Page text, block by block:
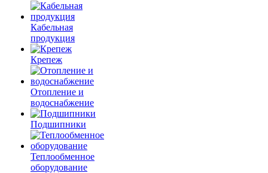
Кабельная
продукция
Крепеж
Отопление и
водоснабжение
Подшипники
Теплообменное
оборудование